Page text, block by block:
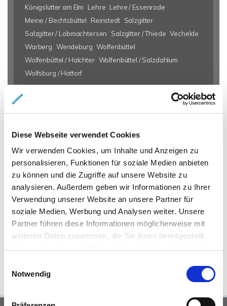
Diese Webseite verwendet Cookies
Wir verwenden Cookies, um Inhalte und Anzeigen zu
personalisieren, Funktionen für soziale Medien anbieten
zu können und die Zugriffe auf unsere Website zu
analysieren. Außerdem geben wir Informationen zu Ihrer
Verwendung unserer Website an unsere Partner für
soziale Medien, Werbung und Analysen weiter. Unsere
Partner führen diese Informationen möglicherweise mit
weiteren Daten zusammen, die Sie ihnen bereitgestellt
Notwendig
Königslutter am Elm
Lehre Lehre / Essenrode
Meine / Bechtsbüttel
Reinstedt Salzgitter
Salzgitter / Lobmachtersen
Salzgitter / Thiede Vechelde
Warberg Wendeburg Wolfenbüttel
Wolfenbüttel / Halchter Wolfenbüttel / Salzdahlum
Wolfsburg / Hattorf
Eigentumswohnungen Braunschweig
Eigentumswohnung
Braunschweig
Gewerbeimmobilien Braunschweig
Immo
Braunschweig
Mietwohnung Braunschweig
Braunschweig
Reihenhaus Braunschweig
Wohnung miete
Braunschweig
Wohnung suche Braunschweig
Wohnungssuche
Braunschweig
Wohnungsanzeigen Braunschweig
Wohnung
Braunschweig
Haus Braunschweig
Häuser Braunschweig
kaufen Braunschweig
Braunschweig
Immobilienkauf Braunschweig
Einfamilienhaus